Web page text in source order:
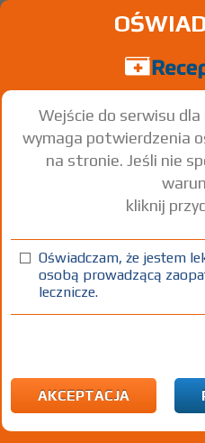
Telmisartan
tabl. 80 mg
100%
30%(1)
wskazania przy opisie leku)
Nadciśnienie tętnicze inne niż
przewlekła choroba nerek u dzieci
u dzieci do 18 rż.Pokaż wskazania
Wejście do serwisu
wymaga potwierdzenia
na stronie. Jeśli nie
kliknij
Oświadczam, że jestem
osobą prowadzącą
lecznicze.
AKCEPTACJA